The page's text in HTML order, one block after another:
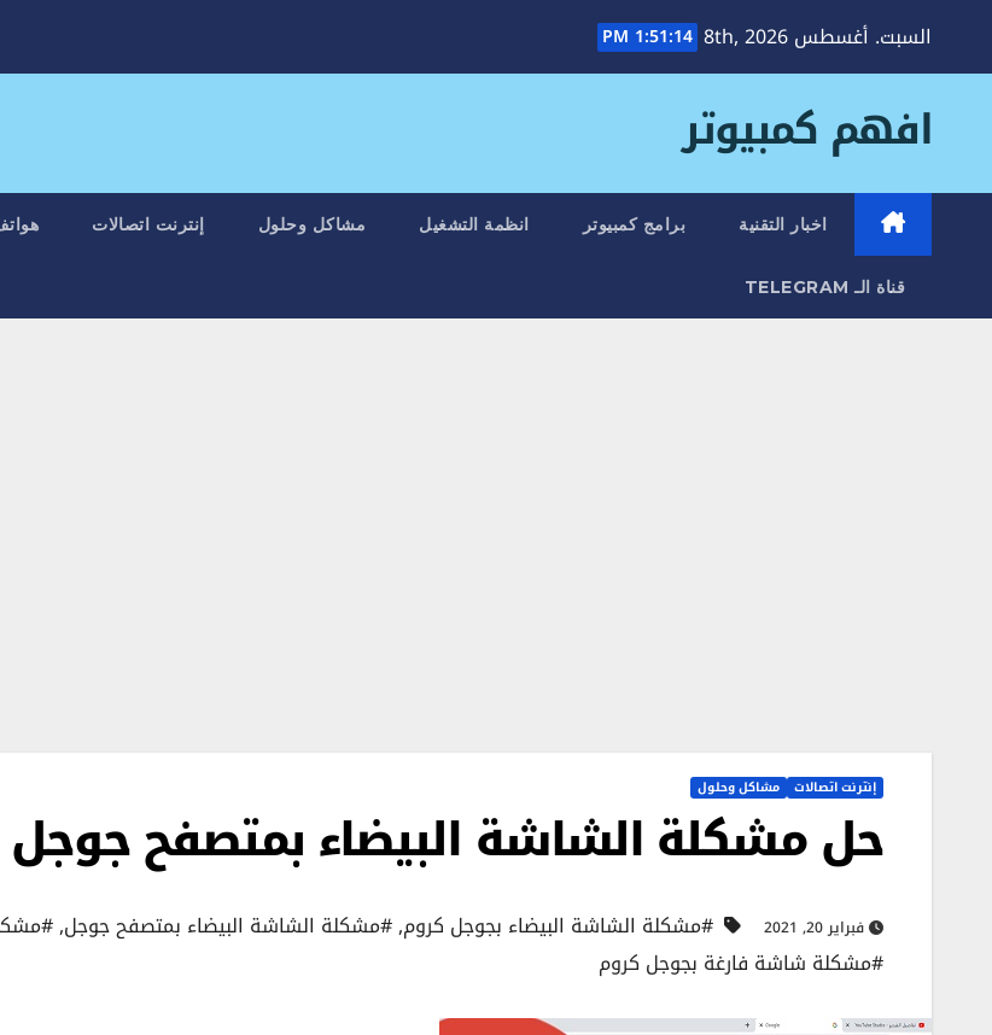
السبت. أغسطس 8th, 2026 1:51:15 PM
افهم كمبيوتر
اخبار التقنية برامج كمبيوتر انظمة التشغيل مشاكل وحلول إنترنت اتصالات
قناة الـ TELEGRAM
إنترنت اتصالات مشاكل وحلول
حل مشكلة الشاشة البيضاء بمتصفح
فبراير 20, 2021 #مشكلة الشاشة البيضاء بجوجل كروم,#مشكلة الشاشة البيضاء بمتصفح جوجل,
#مشكلة شاشة فارغة بجوجل كروم